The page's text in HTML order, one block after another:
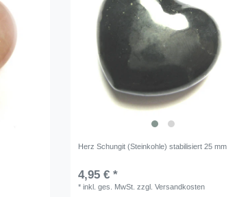
Herz Schungit (Steinkohle) stabilisiert 25 mm
4,95 € *
*inkl. ges. MwSt. zzgl.Versandkosten